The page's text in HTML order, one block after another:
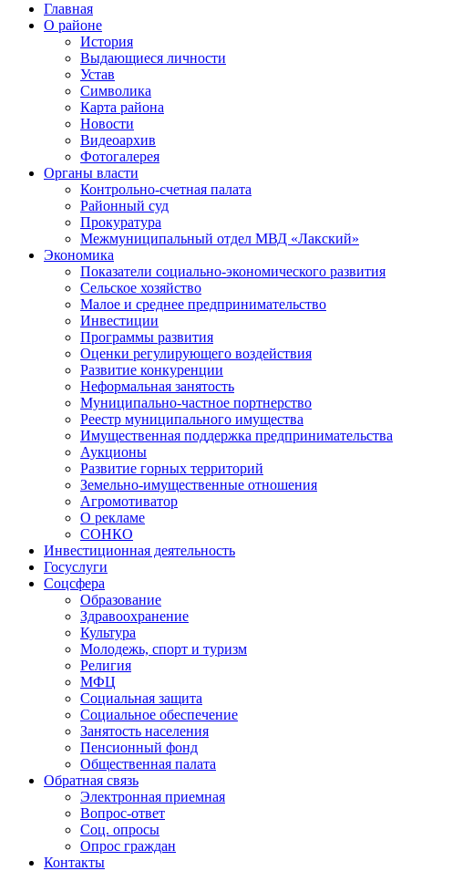
Главная
О районе
История
Выдающиеся личности
Устав
Символика
Карта района
Новости
Видеоархив
Фотогалерея
Органы власти
Контрольно-счетная палата
Районный суд
Прокуратура
Межмуниципальный отдел МВД «Лакский»
Экономика
Показатели социально-экономического развития
Сельское хозяйство
Малое и среднее предпринимательство
Инвестиции
Программы развития
Оценки регулирующего воздействия
Развитие конкуренции
Неформальная занятость
Муниципально-частное портнерство
Реестр муниципального имущества
Имущественная поддержка предпринимательства
Аукционы
Развитие горных территорий
Земельно-имущественные отношения
Агромотиватор
О рекламе
СОНКО
Инвестиционная деятельность
Госуслуги
Соцсфера
Образование
Здравоохранение
Культура
Молодежь, спорт и туризм
Религия
МФЦ
Социальная защита
Социальное обеспечение
Занятость населения
Пенсионный фонд
Общественная палата
Обратная связь
Электронная приемная
Вопрос-ответ
Соц. опросы
Опрос граждан
Контакты